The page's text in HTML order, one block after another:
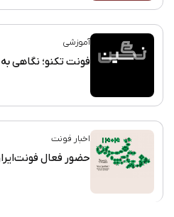
آموزشی
فونت تکنو؛ نگاهی
اخبار فونت
حضور فعال